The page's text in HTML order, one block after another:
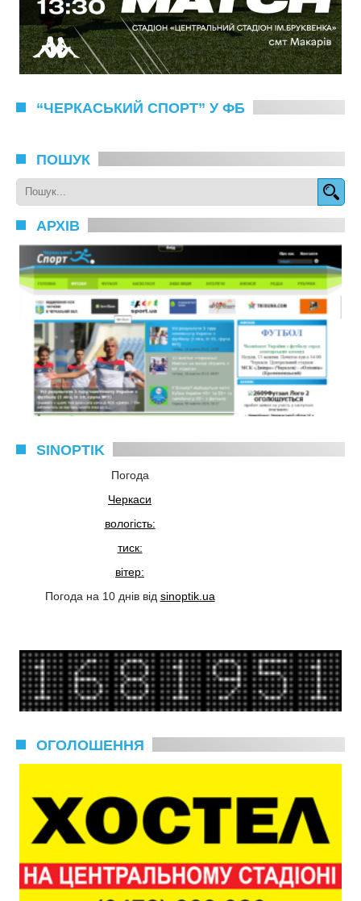
“ЧЕРКАСЬКИЙ СПОРТ” У ФБ
ПОШУК
АРХІВ
SINOPTIK
Погода
Черкаси
вологість:
тиск:
вітер:
Погода на 10 днів від sinoptik.ua
ОГОЛОШЕННЯ